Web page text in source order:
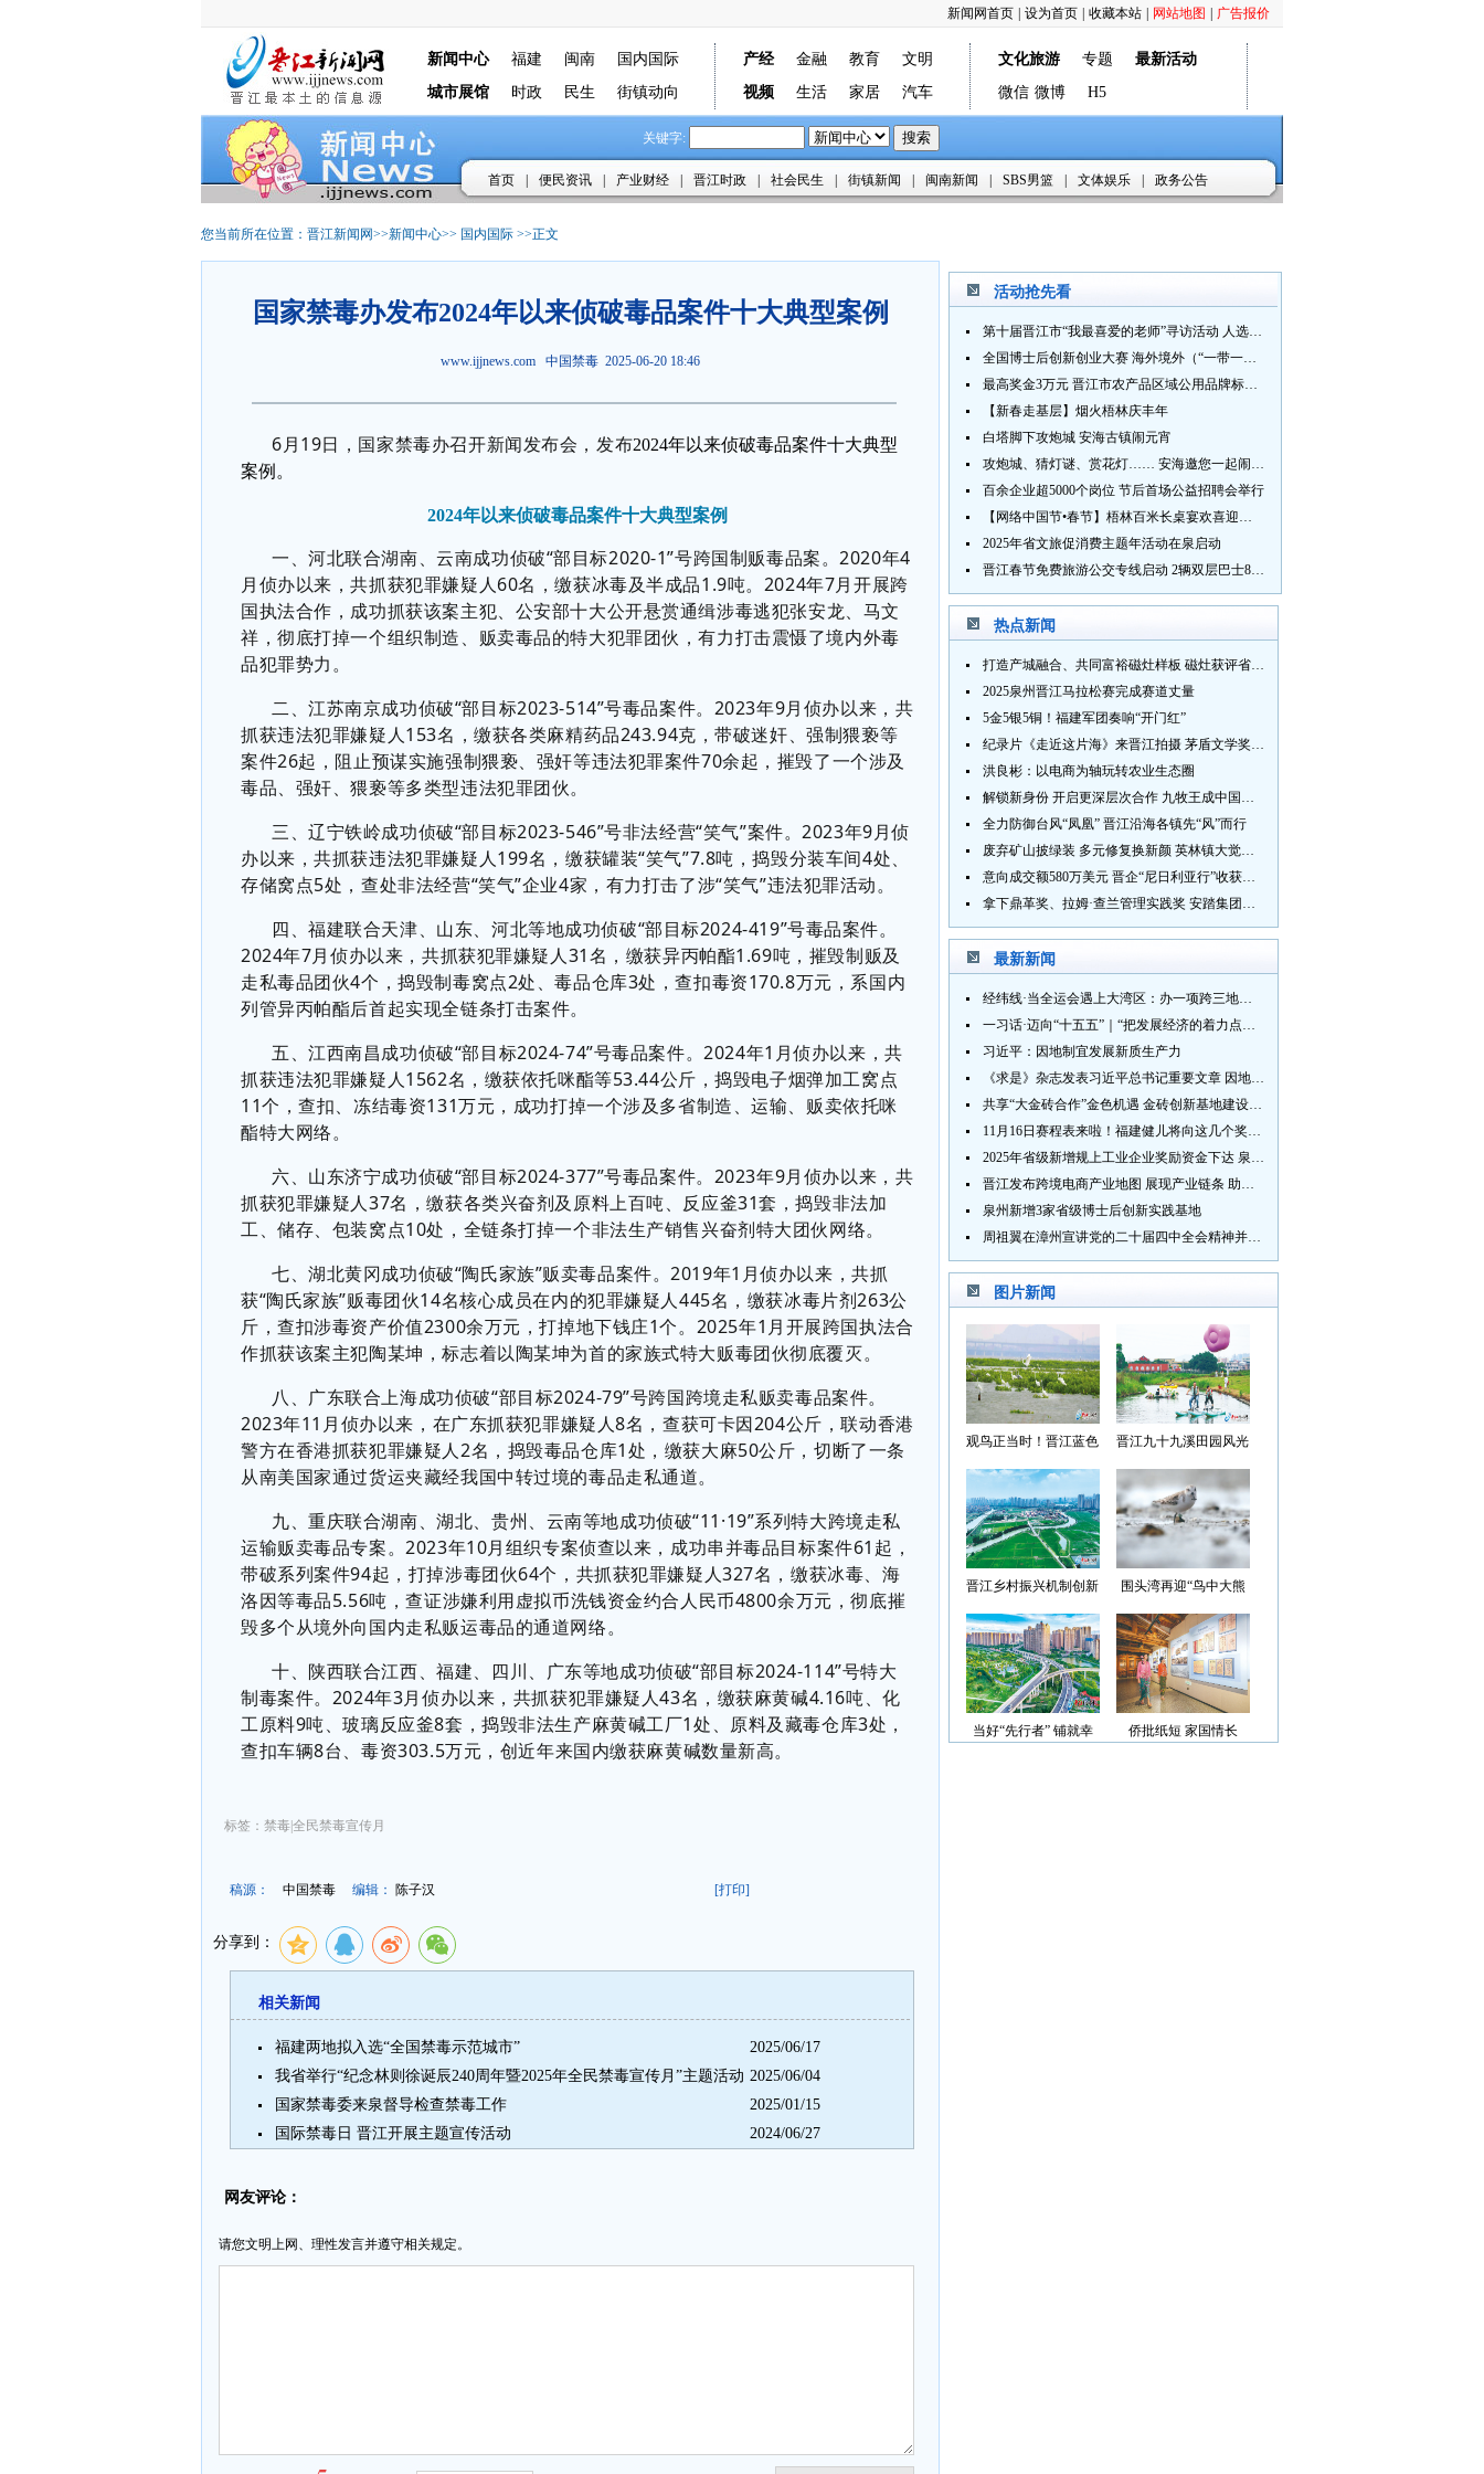
广告报价
网站地图
收藏本站
设为首页
新闻网首页
新闻中心 福建 闽南
国内国际
城市展馆
时政 民生 街镇动向
产经 金融 教育
文明
视频
生活 家居 汽车
文化旅游 专题
最新活动
微信 微博 H5
关键字:
首页 便民资讯 产业财经 晋江时政 社会民生 街镇新闻 闽南新闻 SBS男篮 文体娱乐 政务公告
您当前所在位置： 晋江新闻网>>新闻中心>> 国内国际 >>正文
国家禁毒办发布2024年以来侦破毒品案件十大典型案例
www.ijjnews.com 中国禁毒 2025-06-20 18:46
6月19日，国家禁毒办召开新闻发布会，发布2024年以来侦破毒品案件十大典型
案例。
2024年以来侦破毒品案件十大典型案例
一、河北联合湖南、云南成功侦破“部目标2020-1”号跨国制贩毒品案。2020年4
月侦办以来，共抓获犯罪嫌疑人60名，缴获冰毒及半成品1.9吨。 2024年7月开展跨
国执法合作，成功抓获该案主犯、公安部十大公开悬赏通缉涉毒逃犯张安龙、马文
祥，彻底打掉一个组织制造、贩卖毒品的特大犯罪团伙，有力打击震慑了境内外毒
品犯罪势力。
二、江苏南京成功侦破“部目标2023-514”号毒品案件。 2023年9月侦办以来，共
抓获违法犯罪嫌疑人153名，缴获各类麻精药品243.94克，带破迷奸、强制猥亵等
案件26起，阻止预谋实施强制猥亵、强奸等违法犯罪案件70余起，摧毁了一个涉及
毒品、强奸、猥亵等多类型违法犯罪团伙。
三、辽宁铁岭成功侦破“部目标2023-546”号非法经营“笑气”案件。2023年9月侦
办以来，共抓获违法犯罪嫌疑人199名，缴获罐装“笑气”7.8吨，捣毁分装车间4处、
存储窝点5处，查处非法经营“笑气”企业4家，有力打击了涉“笑气”违法犯罪活动。
四、福建联合天津、山东、河北等地成功侦破“部目标2024-419”号毒品案件。
2024年7月侦办以来，共抓获犯罪嫌疑人31名，缴获异丙帕酯1.69吨，摧毁制贩及
走私毒品团伙4个，捣毁制毒窝点2处、毒品仓库3处，查扣毒资170.8万元，系国内
列管异丙帕酯后首起实现全链条打击案件。
五、江西南昌成功侦破“部目标2024-74”号毒品案件。2024年1 月侦办以来，共
抓获违法犯罪嫌疑人1562名，缴获依托咪酯等53.44公斤，捣毁电子烟弹加工窝点
11个，查扣、冻结毒资131万元，成功打掉一个涉及多省制造、运输、贩卖依托咪
酯特大网络。
六、山东济宁成功侦破“部目标2024-377”号毒品案件。 2023年9月侦办以来，共
抓获犯罪嫌疑人37名，缴获各类兴奋剂及原料上百吨、反应釜31套，捣毁非法加
工、储存、包装窝点10处，全链条打掉一个非法生产销售兴奋剂特大团伙网络。
七、湖北黄冈成功侦破“陶氏家族”贩卖毒品案件。2019年1 月侦办以来，共抓
获“陶氏家族”贩毒团伙14名核心成员在内的犯罪嫌疑人445名，缴获冰毒片剂263公
斤，查扣涉毒资产价值2300余万元，打掉地下钱庄1个。 2025年1 月开展跨国执法合
作抓获该案主犯陶某坤，标志着以陶某坤为首的家族式特大贩毒团伙彻底覆灭。
八、广东联合上海成功侦破“部目标2024-79”号跨国跨境走私贩卖毒品案件。
2023年11 月侦办以来，在广东抓获犯罪嫌疑人8名，查获可卡因204公斤，联动香港
警方在香港抓获犯罪嫌疑人2名，捣毁毒品仓库1处，缴获大麻50公斤，切断了一条
从南美国家通过货运夹藏经我国中转过境的毒品走私通道。
九、重庆联合湖南、湖北、贵州、云南等地成功侦破“11·19”系列特大跨境走私
运输贩卖毒品专案。2023年10月组织专案侦查以来，成功串并毒品目标案件61 起，
带破系列案件94起，打掉涉毒团伙64个，共抓获犯罪嫌疑人327名，缴获冰毒、海
洛因等毒品5.56吨，查证涉嫌利用虚拟币洗钱资金约合人民币4800余万元，彻底摧
毁多个从境外向国内走私贩运毒品的通道网络。
十、陕西联合江西、福建、四川、广东等地成功侦破“部目标2024-114”号特大
制毒案件。 2024年3月侦办以来，共抓获犯罪嫌疑人43名，缴获麻黄碱4.16吨、化
工原料9吨、玻璃反应釜8套，捣毁非法生产麻黄碱工厂1处、原料及藏毒仓库3处，
查扣车辆8台、毒资303.5万元，创近年来国内缴获麻黄碱数量新高。
标签：禁毒|全民禁毒宣传月
稿源： 中国禁毒 编辑： 陈子汉 [打印]
分享到：
相关新闻
福建两地拟入选“全国禁毒示范城市”
2025/06/17
我省举行“纪念林则徐诞辰240周年暨2025年全民禁毒宣传月”主题活动 2025/06/04
国家禁毒委来泉督导检查禁毒工作
2025/01/15
国际禁毒日 晋江开展主题宣传活动
2024/06/27
网友评论：
请您文明上网、理性发言并遵守相关规定。
活动抢先看
第十届晋江市“我最喜爱的老师”寻访活动 人选推荐火热进行中 快来“秀”您最喜爱的老师
全国博士后创新创业大赛 海外境外（“一带一路”）赛七大赛道等你来战
最高奖金3万元 晋江市农产品区域公用品牌标识Logo及特色农产品包装设计征集活动正式启动
【新春走基层】烟火梧林庆丰年
白塔脚下攻炮城 安海古镇闹元宵
攻炮城、猜灯谜、赏花灯…… 安海邀您一起闹元宵
百余企业超5000个岗位 节后首场公益招聘会举行
【网络中国节•春节】梧林百米长桌宴欢喜迎新春
2025年省文旅促消费主题年活动在泉启动
晋江春节免费旅游公交专线启动 2辆双层巴士8辆铛铛车带你游
热点新闻
打造产城融合、共同富裕磁灶样板 磁灶获评省级乡村振兴示范乡镇
2025泉州晋江马拉松赛完成赛道丈量
5金5银5铜！福建军团奏响“开门红”
纪录片《走近这片海》来晋江拍摄 茅盾文学奖得主麦家探寻晋江“海海”人生
洪良彬：以电商为轴玩转农业生态圈
解锁新身份 开启更深层次合作 九牧王成中国奥委会官方赞助商
全力防御台风“凤凰” 晋江沿海各镇先“风”而行
废弃矿山披绿装 多元修复换新颜 英林镇大觉山片区废弃矿山生态修复项目通过验收
意向成交额580万美元 晋企“尼日利亚行”收获满满
拿下鼎革奖、拉姆·查兰管理实践奖 安踏集团获企业管理权威奖项
最新新闻
经纬线·当全运会遇上大湾区：办一项跨三地的赛事有多硬核？
一习话·迈向“十五五”｜“把发展经济的着力点放在实体经济上”
习近平：因地制宜发展新质生产力
《求是》杂志发表习近平总书记重要文章 因地制宜发展新质生产力
共享“大金砖合作”金色机遇 金砖创新基地建设成效显著
11月16日赛程表来啦！福建健儿将向这几个奖牌发起冲击→
2025年省级新增规上工业企业奖励资金下达 泉州市获补资金居全省首位
晋江发布跨境电商产业地图 展现产业链条 助力“晋品出海”
泉州新增3家省级博士后创新实践基地
周祖翼在漳州宣讲党的二十届四中全会精神并调研
图片新闻
观鸟正当时！晋江蓝色
晋江九十九溪田园风光
光”首批认定名单
晋江乡村振兴机制创新
围头湾再迎“鸟中大熊
当好“先行者” 铺就幸
侨批纸短 家国情长